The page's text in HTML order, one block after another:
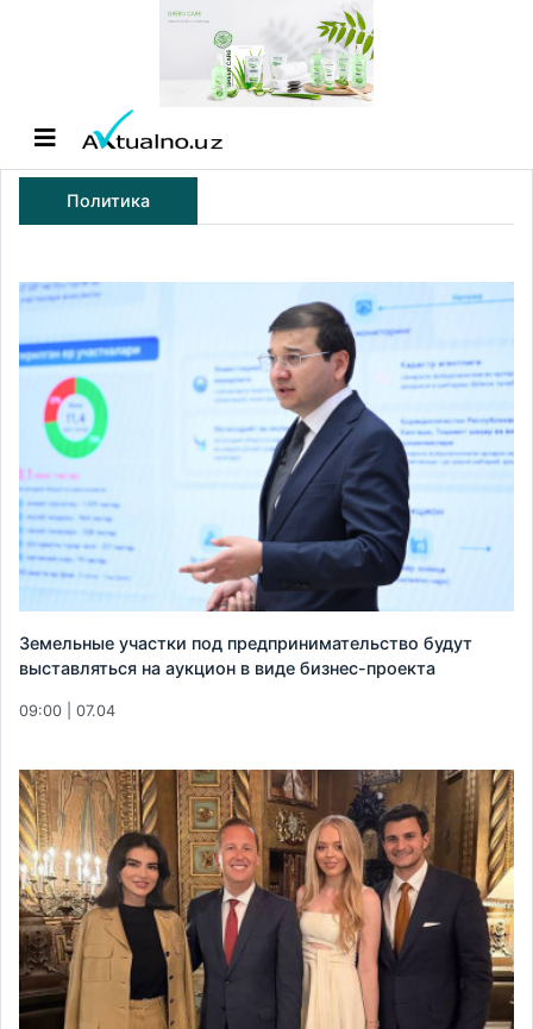
Политика
Земельные участки под предпринимательство будут
выставляться на аукцион в виде бизнес-проекта
09:00 | 07.04